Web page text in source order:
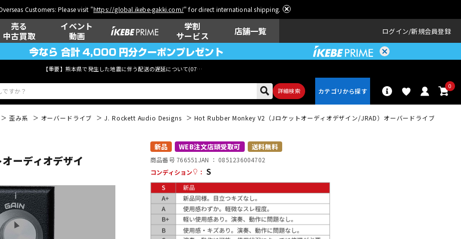
Customers: Please visit "https://global.ikebe-gakki.com/" for direct international shipping.
売る
中古買取
イベント
動画
学割
サービス
店舗一覧 ログイン 新規会員登録
【重要】熊本県で発生した地震に伴う配送の遅延について(07月29日
詳細検索
0
ウクレレ ドラム
管楽器 その他楽器
レコーディン 配信/ライブ
歪み系 オーバードライブ J. Rockett Audio Designs Hot Rubber Monkey V2（Jロケットオーディオデザイン/JRAD）オーバードライブ
ーディオデザイ
新品 WEB注文店頭受取可 送料無料
商品番号 766551 JAN ： 0851236004702
コンディション
： S